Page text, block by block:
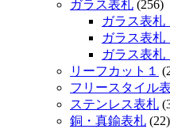
ガラス表札 (256)
ガラス表札
ガラス表札
ガラス表
リーフカット１
フリースタイル
ステンレス表札
銅・真鍮表札 (22)